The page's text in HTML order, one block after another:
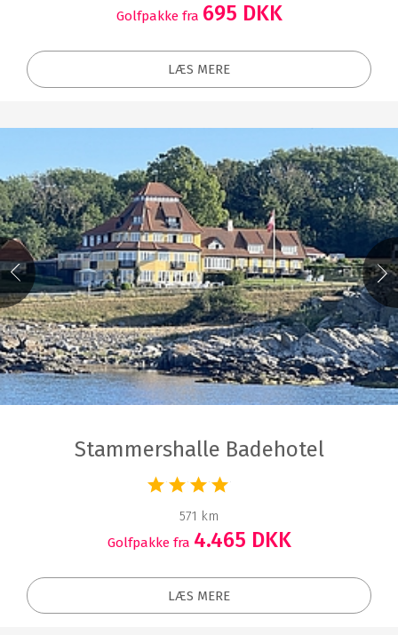
Golfpakke fra 695 DKK
LÆS MERE
Stammershalle Badehotel
571 km
Golfpakke fra 4.465 DKK
LÆS MERE